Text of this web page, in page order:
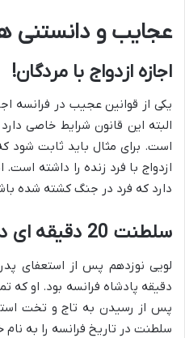
عجایب و دانستنی
اجازه ازدواج با مردگان!
یکی از قوانین عجیب در فرانسه
البته این قانون شرایط خاصی
است. برای مثال باید ثابت شود
ازدواج با فرد زنده را داشته است.
دارد که فرد در جنگ کشته شده
سلطنت 20 دقیقه ای در فرانسه
دقیقه پادشاه فرانسه بود. او که
پس از رسیدن به تاج و تخت
سلطنت در تاریخ فرانسه را به